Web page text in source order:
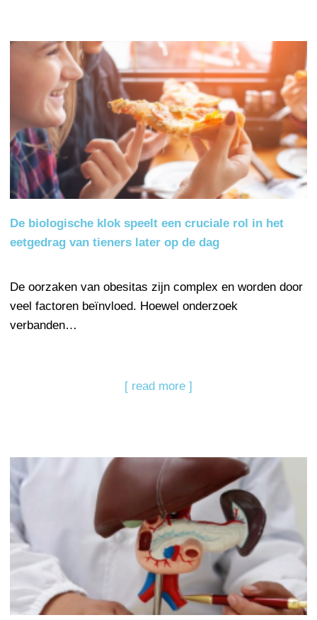
De biologische klok speelt een cruciale rol in het
eetgedrag van tieners later op de dag
De oorzaken van obesitas zijn complex en worden door
veel factoren beïnvloed. Hoewel onderzoek
verbanden…
[ read more ]